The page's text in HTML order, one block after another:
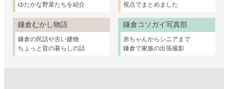
ゆたかな野菜たちを紹介
視点でまとめました
鎌倉むかし物語
鎌倉の民話や古い建物
ちょっと昔の暮らしの話
鎌倉コソガイ写真部
赤ちゃんからシニアまで
鎌倉で家族の出張撮影